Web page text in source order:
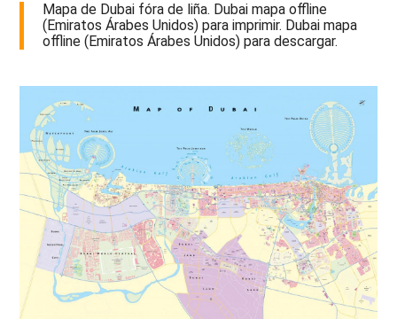
Mapa de Dubai fóra de liña. Dubai mapa offline
(Emiratos Árabes Unidos) para imprimir. Dubai mapa
offline (Emiratos Árabes Unidos) para descargar.